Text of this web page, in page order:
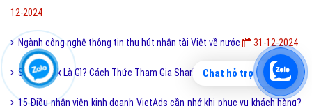
12-2024
Ngành công nghệ thông tin thu hút nhân tài Việt về nước 31-12-2024
Shark Tank Là Gì? Cách Thức Tham Gia Shark tank 31-12-2024
15 Điều nhân viên kinh doanh VietAds cần nhớ khi phục vụ khách hàng?
Chat hỗ trợ